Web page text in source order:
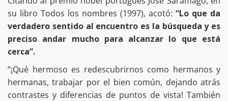
su libro Todos los nombres (1997), acotó: “Lo que da
verdadero sentido al encuentro es la búsqueda y es
preciso andar mucho para alcanzar lo que está
cerca”.
“¡Qué hermoso es redescubrirnos como hermanos y
hermanas, trabajar por el bien común, dejando atrás
contrastes y diferencias de puntos de vista! También